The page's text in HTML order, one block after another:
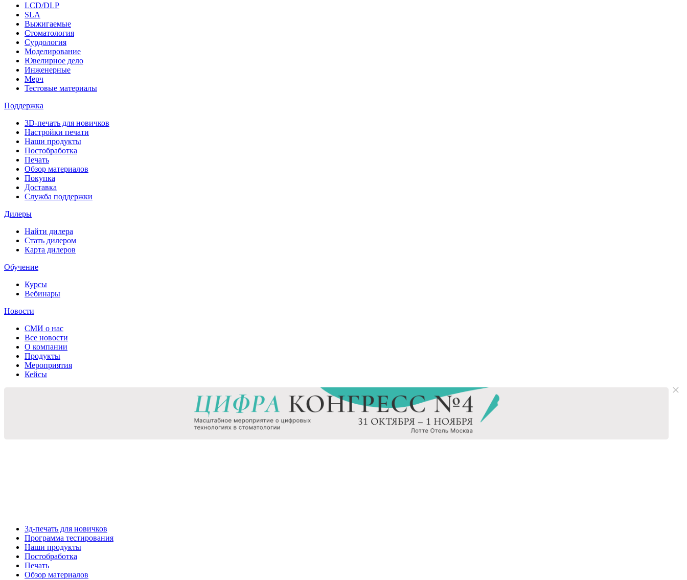
LCD/DLP
SLA
Выжигаемые
Стоматология
Сурдология
Моделирование
Ювелирное дело
Инженерные
Мерч
Тестовые материалы
Поддержка
3D-печать для новичков
Настройки печати
Наши продукты
Постобработка
Печать
Обзор материалов
Покупка
Доставка
Служба поддержки
Дилеры
Найти дилера
Cтать дилером
Карта дилеров
Обучение
Курсы
Вебинары
Новости
СМИ о нас
Все новости
О компании
Продукты
Мероприятия
Кейсы
3д-печать для новичков
Программа тестирования
Наши продукты
Постобработка
Печать
Обзор материалов